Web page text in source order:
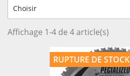
Choisir
Affichage 1-4 de 4 article(s)
RUPTURE DE STOCK